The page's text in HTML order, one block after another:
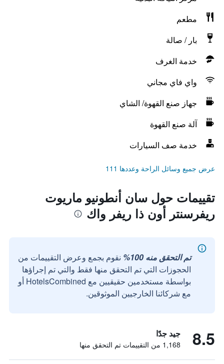
مطعم
بار / صالة
خدمة الغرف
واي فاي مجاني
جهاز صنع القهوة/ الشاي
آلة صنع القهوة
خدمة صف السيارات
عرض جميع وسائل الراحة وعددها 111
تقييمات حول سان أنطونيو ماريوت
ريفرسنتر أون ذا ريفر واك
تم التحقق منه 100%
نقوم بجمع وعرض التقييمات من
الحجوزات التي تم التحقق منها فقط والتي تم إجراؤها
بواسطة مستخدمين حقيقيين مع HotelsCombined أو
مع شركائنا الخارجيين الموثوقين.
8.5 جيد جدًا
1,168 من التقييمات تم التحقق منها